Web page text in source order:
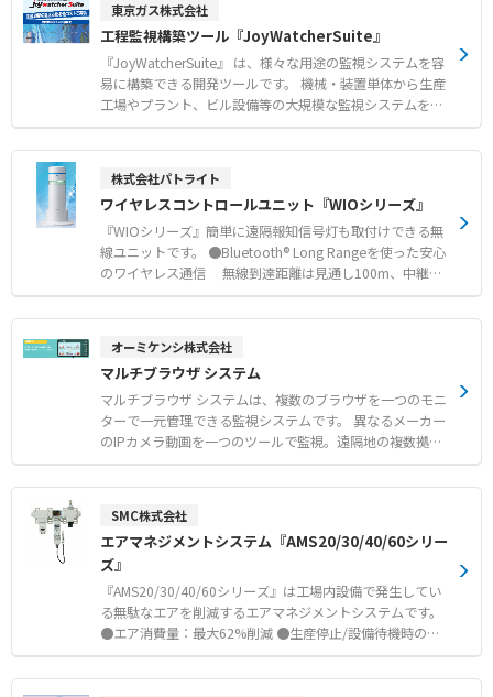
ロケーションマップ ●図面やマニュアル、過去のトラブル
履歴を設備カルテとして一元管理 【用途・事例】 ●QRコ
ード等の読取りによるリアルタイムな在庫管理と欠品対策
●過去のトラブル履歴やAI分析を活用した現場での迅速な
復旧対応 ●定期保全計画の簡単な登録と管理による設備の
安定稼働
価を算出 ●加工の計画と実績を対比 ●複数人同時操作でN
Cプログラムを送受信 ●工場内のNCプログラムを一元管理
東京ガス株式会社
工程監視構築ツール『JoyWatcherSuite』
『JoyWatcherSuite』 は、様々な用途の監視システムを容
易に構築できる開発ツールです。 機械・装置単体から生産
工場やプラント、ビル設備等の大規模な監視システムを構
築することが可能です。 ●使いやすく、フレキシブルなシ
ステム構築 機能機械単体の監視から大規模プラント監
のパラメータ設定のみでスクリプトなど特別な知識は不要
です。 ●「純国産」の信頼性 純国産パッケージならで
はの迅速、確実なサポートでスムーズな導入、運用を実現
します。 ●ベーシック・低価格で実質的な機能を網羅
主要メーカのPLCドライバと65,536点のI/O点数を標準装
備し、低価格で提供します。
株式会社パトライト
ワイヤレスコントロールユニット『WIOシリーズ』
『WIOシリーズ』簡単に遠隔報知信号灯も取付けできる無
線ユニットです。 ●Bluetooth® Long Rangeを使った安心
のワイヤレス通信 無線到達距離は見通し100m、中継機
能で最大400mの長距離通信が可能 ●プラグ＆プレイでか
んたんスタート・電源ONでペアリング完了。設定不要で
●死角になる設備の見える化 ●ユーティリティ設備の異常
報知 ●入庫・搬送時のフォークリフト安全対策
オーミケンシ株式会社
マルチブラウザ システム
マルチブラウザ システムは、複数のブラウザを一つのモニ
ターで一元管理できる監視システムです。 異なるメーカー
のIPカメラ動画を一つのツールで監視。遠隔地の複数拠点
の情報を一つのモニターで一覧表示できます。 三菱電機製
表示機GOTシリーズなどのブラウザ閲覧可能な機器と組み
情報や社内通知など見せたい情報表示ができます。
SMC株式会社
エアマネジメントシステム『AMS20/30/40/60シリー
ズ』
『AMS20/30/40/60シリーズ』は工場内設備で発生してい
る無駄なエアを削減するエアマネジメントシステムです。
●エア消費量：最大62%削減 ●生産停止/設備待機時の低
圧化によりエア消費を削減（スタンバイモード） ●設備停
止状態によりバルブを遮断し、エア消費を削減（アイソレ